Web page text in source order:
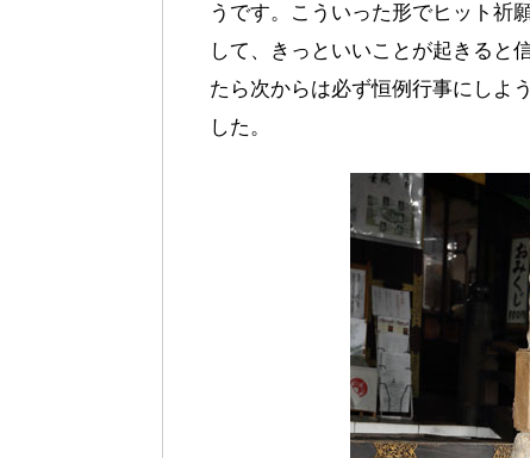
うです。こういった形でヒット祈
して、きっといいことが起きると
たら次からは必ず恒例行事にしよ
した。